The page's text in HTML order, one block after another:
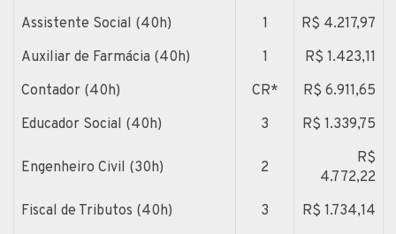
Assistente Social (40h)
1
R$ 4.217,97
Auxiliar de Farmácia (40h)
1
R$ 1.423,11
Contador (40h)
CR*
R$ 6.911,65
Educador Social (40h)
3 R$ 1.339,75
Engenheiro Civil (30h) 2
R$
4.772,22
Fiscal de Tributos (40h)
3
R$ 1.734,14